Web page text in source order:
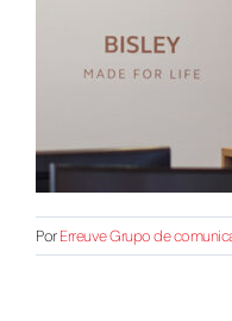
PorErreuve Grupo de